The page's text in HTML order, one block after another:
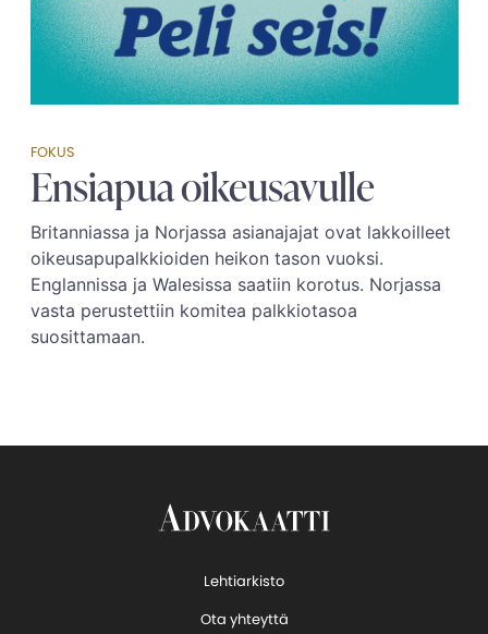
FOKUS
Ensiapua oikeusavulle
Britanniassa ja Norjassa asianajajat ovat lakkoilleet
oikeusapupalkkioiden heikon tason vuoksi.
Englannissa ja Walesissa saatiin korotus. Norjassa
vasta perustettiin komitea palkkiotasoa
suosittamaan.
Lehtiarkisto
Ota yhteyttä